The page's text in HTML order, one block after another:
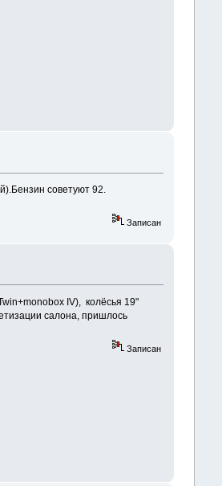
советуют 92.
Записан
IV), колёсья 19"
салона, пришлось
Записан